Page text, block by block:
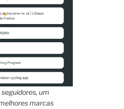
um
marcas